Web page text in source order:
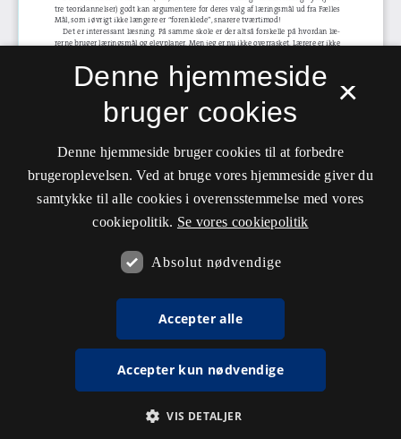
×
Denne hjemmeside
bruger cookies
Denne hjemmeside bruger cookies til at forbedre
brugeroplevelsen. Ved at bruge vores hjemmeside giver du
samtykke til alle cookies i overensstemmelse med vores
cookiepolitik. Se vores cookiepolitik
Absolut nødvendige
Accepter alle
Accepter kun nødvendige
VIS DETALJER